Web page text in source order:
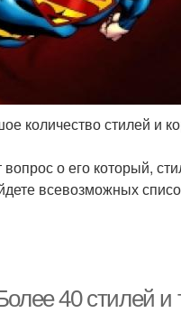
количество стилей и
о его который,
всевозможных
40 стилей и